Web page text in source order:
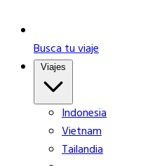
Busca tu viaje
Indonesia
Vietnam
Tailandia